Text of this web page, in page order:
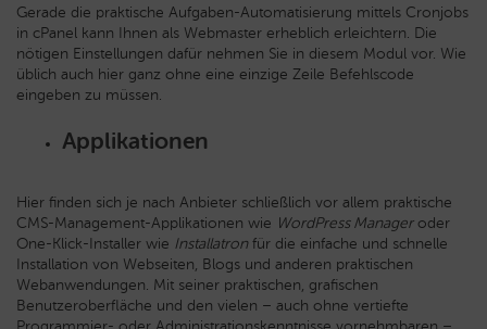
Gerade die praktische Aufgaben-Automatisierung mittels Cronjobs
in cPanel kann Ihnen als Webmaster erheblich erleichtern. Die
nötigen Einstellungen dafür nehmen Sie in diesem Modul vor. Wie
üblich auch hier ganz ohne eine einzige Zeile Befehlscode
eingeben zu müssen.
Applikationen
Hier finden sich je nach Anbieter schließlich vor allem praktische
CMS-Management-Applikationen wie WordPress Manageroder
One-Klick-Installer wie Installatronfür die einfache und schnelle
Installation von Webseiten, Blogs und anderen praktischen
Webanwendungen. Mit seiner praktischen, grafischen
Benutzeroberfläche und den vielen – auch ohne vertiefte